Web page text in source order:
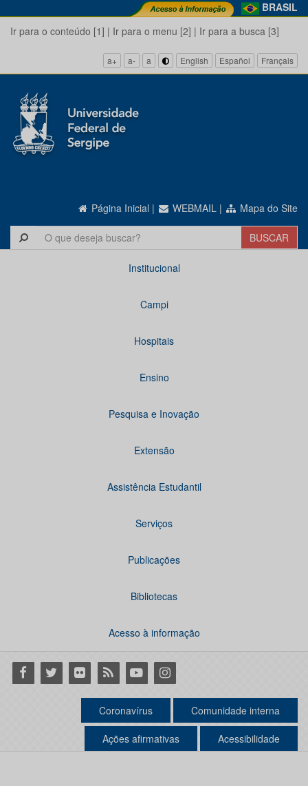
BRASIL
Ir para o conteúdo [1] | Ir para o menu [2] | Ir para a busca [3]
a+ a- a English Español Français
Página Inicial | WEBMAIL | Mapa do Site
Institucional
Campi
Hospitais
Ensino
Pesquisa e Inovação
Extensão
Assistência Estudantil
Serviços
Publicações
Bibliotecas
Acesso à informação
Facebook
Twitter Flickr RSS YoutubeInstagram
Coronavírus Comunidade interna
Ações afirmativas Acessibilidade